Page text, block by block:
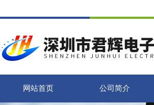
网站首页 公司简介